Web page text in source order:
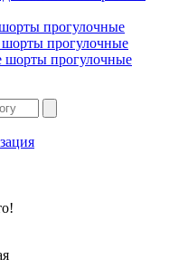
прогулочные
прогулочные
прогулочные